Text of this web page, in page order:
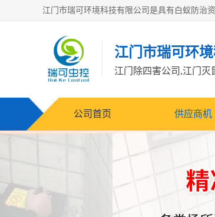
江门市瑞可环
公司首页 供应商机